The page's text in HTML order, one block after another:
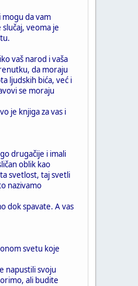
mogu da vam
veoma je
vaš narod i vaša
da moraju
ljudskih bića, već i
se moraju
je knjiga za vas i
drugačije i imali
oblik kao
svetlost, taj svetli
nazivamo
dok spavate. A vas
svetu koje
napustili svoju
ali budite